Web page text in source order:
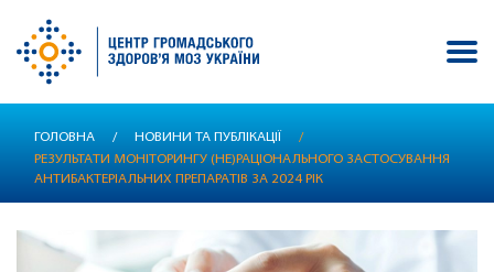
ГОЛОВНА / НОВИНИ ТА ПУБЛІКАЦІЇ
/
РЕЗУЛЬТАТИ МОНІТОРИНГУ (НЕ)РАЦІОНАЛЬНОГО ЗАСТОСУВАННЯ
АНТИБАКТЕРІАЛЬНИХ ПРЕПАРАТІВ ЗА 2024 РІК